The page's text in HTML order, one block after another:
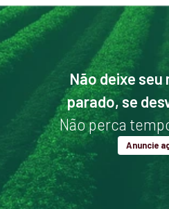
Não deixe
parado, se
Não perca
Anuncie